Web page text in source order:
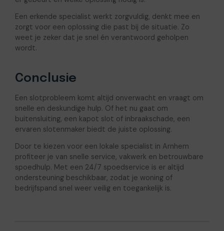
Een erkende specialist werkt zorgvuldig, denkt mee en
zorgt voor een oplossing die past bij de situatie. Zo
weet je zeker dat je snel én verantwoord geholpen
wordt.
Conclusie
Een slotprobleem komt altijd onverwacht en vraagt om
snelle en deskundige hulp. Of het nu gaat om
buitensluiting, een kapot slot of inbraakschade, een
ervaren slotenmaker biedt de juiste oplossing.
Door te kiezen voor een lokale specialist in Arnhem
profiteer je van snelle service, vakwerk en betrouwbare
spoedhulp. Met een 24/7 spoedservice is er altijd
ondersteuning beschikbaar, zodat je woning of
bedrijfspand snel weer veilig en toegankelijk is.